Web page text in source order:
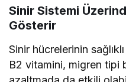
Sinir Sistemi
Gösterir
Sinir hücrelerinin
B2 vitamini, migren tipi